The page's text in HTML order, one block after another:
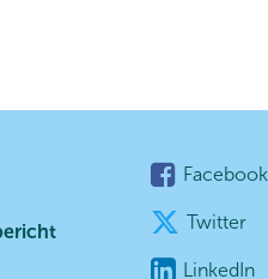
Facebook
Twitter
LinkedIn